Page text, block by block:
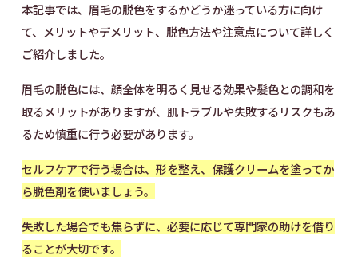
本記事では、眉毛の脱色をするかどうか迷っている方に向け
て、メリットやデメリット、脱色方法や注意点について詳しく
ご紹介しました。
眉毛の脱色には、顔全体を明るく見せる効果や髪色との調和を
取るメリットがありますが、肌トラブルや失敗するリスクもあ
るため慎重に行う必要があります。
セルフケアで行う場合は、形を整え、保護クリームを塗ってか
ら脱色剤を使いましょう。
失敗した場合でも焦らずに、必要に応じて専門家の助けを借り
ることが大切です。